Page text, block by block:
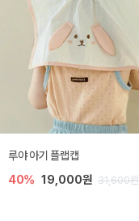
루야 아기 플랩캡
40% 19,000원 31,600원